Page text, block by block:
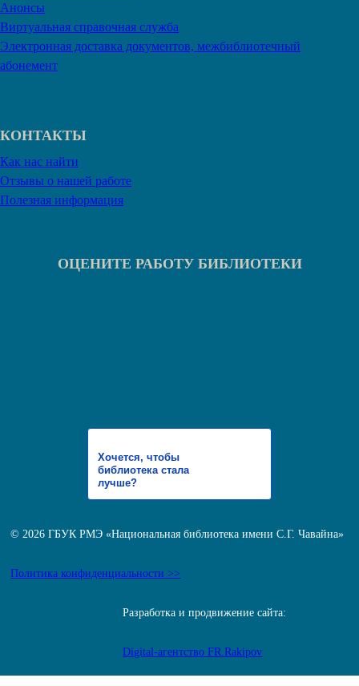
Анонсы
Виртуальная справочная служба
Электронная доставка документов, межбиблиотечный
абонемент
КОНТАКТЫ
Как нас найти
Отзывы о нашей работе
Полезная информация
ОЦЕНИТЕ РАБОТУ БИБЛИОТЕКИ
Хочется, чтобы
библиотека стала
лучше?
© 2026 ГБУК РМЭ «Национальная библиотека имени С.Г. Чавайна»
Политика конфиденциальности >>
Разработка и продвижение сайта:
Digital-агентство FR.Rakipov